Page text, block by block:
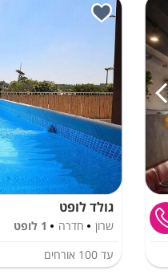
גולד לופט
שרון חדרה
1 לופט
עד 100 אורחים